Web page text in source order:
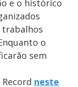
e o histórico
trabalhos
o
sem
neste